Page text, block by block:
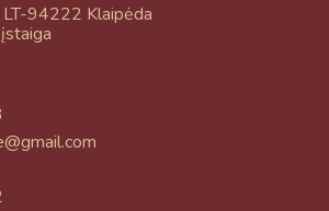
94222 Klaipėda